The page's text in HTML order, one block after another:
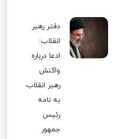
دفتر رهبر
انقلاب:
ادعا درباره
واکنش
رهبر انقلاب
به نامه
رئیس
جمهور